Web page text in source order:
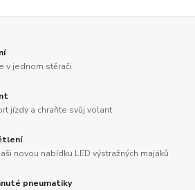
v jednom stěrači
jízdy a chraňte svůj volant
novou nabídku LED výstražných majáků
pneumatiky